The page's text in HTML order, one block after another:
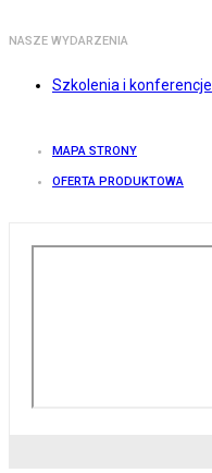
NASZE WYDARZENIA
Szkolenia i konferencje
MAPA STRONY
OFERTA PRODUKTOWA